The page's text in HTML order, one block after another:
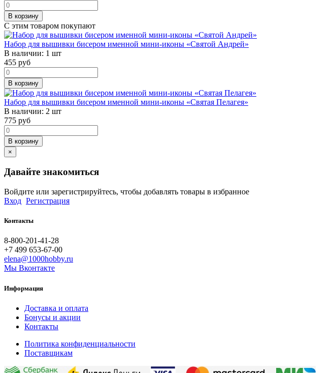
В корзину
С этим товаром покупают
Набор для вышивки бисером именной мини-иконы «Святой Андрей»
В наличии: 1 шт
455 руб
В корзину
Набор для вышивки бисером именной мини-иконы «Святая Пелагея»
В наличии: 2 шт
775 руб
В корзину
×
Давайте знакомиться
Войдите или зарегистрируйтесь, чтобы добавлять товары в избранное
Вход Регистрация
Контакты
8-800-201-41-28
+7 499 653-67-00
elena@1000hobby.ru
Мы Вконтакте
Информация
Доставка и оплата
Бонусы и акции
Контакты
Политика конфиденциальности
Поставщикам